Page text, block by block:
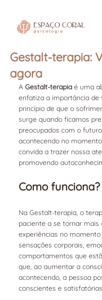
Gestalt-terapia:
agora
A Gestalt-terapia é uma
enfatiza a importância de
princípio de que o
surge quando ficamos
preocupados com o
acontecendo no
convida a trazer nossa
promovendo
Como funciona?
Na Gestalt-terapia, o
paciente a se tornar mais
experiências no
sensações corporais,
comportamentos que
que, ao aumentar a
acontecendo, a pessoa
conscientes e